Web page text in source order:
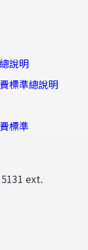
說明
標準總說明
標準
ext.